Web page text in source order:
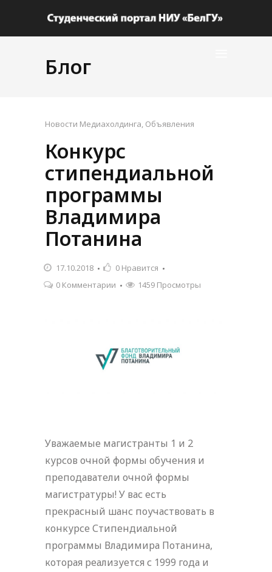
Блог
Новости Медиахолдинга, Объявления
Конкурс
стипендиальной
программы
Владимира
Потанина
17.10.2018 0 Нравится
0 Комментарии
1459 Просмотры
Уважаемые магистранты 1 и 2
курсов очной формы обучения и
преподаватели очной формы
магистратуры! У вас есть
прекрасный шанс поучаствовать в
конкурсе Стипендиальной
программы Владимира Потанина,
которая реализуется с 1999 года и